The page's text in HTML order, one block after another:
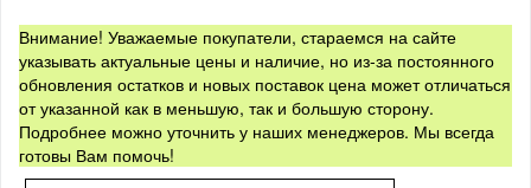
Внимание! Уважаемые покупатели, стараемся на сайте
указывать актуальные цены и наличие, но из-за постоянного
обновления остатков и новых поставок цена может отличаться
от указанной как в меньшую, так и большую сторону.
Подробнее можно уточнить у наших менеджеров. Мы всегда
готовы Вам помочь!